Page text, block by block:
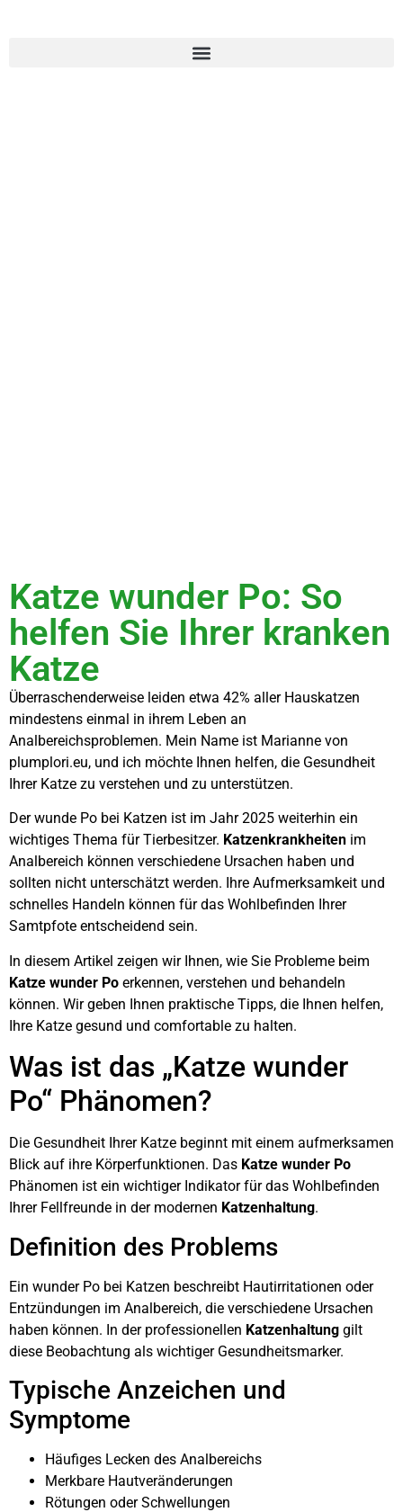
Katze wunder Po: So
helfen Sie Ihrer kranken
Katze
Überraschenderweise leiden etwa 42% aller Hauskatzen
mindestens einmal in ihrem Leben an
Analbereichsproblemen. Mein Name ist Marianne von
plumplori.eu, und ich möchte Ihnen helfen, die Gesundheit
Ihrer Katze zu verstehen und zu unterstützen.
Der wunde Po bei Katzen ist im Jahr 2025 weiterhin ein
wichtiges Thema für Tierbesitzer. Katzenkrankheiten im
Analbereich können verschiedene Ursachen haben und
sollten nicht unterschätzt werden. Ihre Aufmerksamkeit und
schnelles Handeln können für das Wohlbefinden Ihrer
Samtpfote entscheidend sein.
In diesem Artikel zeigen wir Ihnen, wie Sie Probleme beim
Katze wunder Po erkennen, verstehen und behandeln
können. Wir geben Ihnen praktische Tipps, die Ihnen helfen,
Ihre Katze gesund und comfortable zu halten.
Was ist das „Katze wunder
Po“ Phänomen?
Die Gesundheit Ihrer Katze beginnt mit einem aufmerksamen
Blick auf ihre Körperfunktionen. Das Katze wunder Po
Phänomen ist ein wichtiger Indikator für das Wohlbefinden
Ihrer Fellfreunde in der modernen Katzenhaltung.
Definition des Problems
Ein wunder Po bei Katzen beschreibt Hautirritationen oder
Entzündungen im Analbereich, die verschiedene Ursachen
haben können. In der professionellen Katzenhaltung gilt
diese Beobachtung als wichtiger Gesundheitsmarker.
Typische Anzeichen und
Symptome
Häufiges Lecken des Analbereichs
Merkbare Hautveränderungen
Rötungen oder Schwellungen